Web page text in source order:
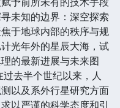
未知的边界：深空探索
于地球内部的秩序与规
光年外的星辰大海，试
的最新进展与未来图
去半个世纪以来，人
以及系外行星研究方面
以严谨的科学态度和引